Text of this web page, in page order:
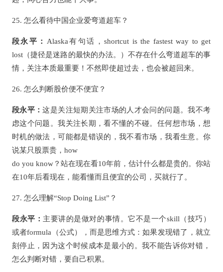
25. 怎么看待中国企业爱弯道超车？
段永平： Alaska有句话，shortcut is the fastest way to get
lost（捷径是迷路的最快的办法。）不存在什么弯道超车的事
情，关注本质最重要！不然即使超过去，也会被超回来。
26. 怎么判断股价便不便宜？
段永平：这是关注短期关注市场的人才会问的问题。我不考
虑这个问题。我关注长期，看不懂的不碰。任何想市场，想
时机的做法，可能都是错误的，我不看市场，我看生意。你
说某只股票贵，how
do you know？站在现在看10年前，估计什么都是贵的。你站
在10年后看现在，能看懂而且便宜的公司，买就行了。
27. 怎么理解“Stop Doing List”？
段永平： 主要讲的是做对的事情。它不是一个skill（技巧）
或者formula（公式），而是思维方式：如果发现错了，就立
刻停止，因为这个时候成本是最小的。我不能告诉你对错，
怎么判断对错，要自己积累。